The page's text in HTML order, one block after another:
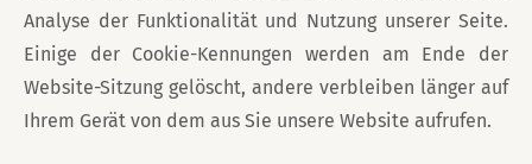
Analyse der Funktionalität und Nutzung unserer Seite.
Einige der Cookie-Kennungen werden am Ende der
Website-Sitzung gelöscht, andere verbleiben länger auf
Ihrem Gerät von dem aus Sie unsere Website aufrufen.